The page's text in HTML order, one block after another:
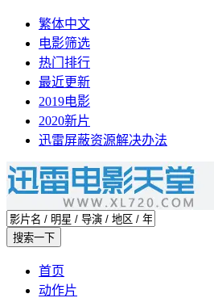
繁体中文
电影筛选
热门排行
最近更新
2019电影
2020新片
迅雷屏蔽资源解决办法
首页
动作片